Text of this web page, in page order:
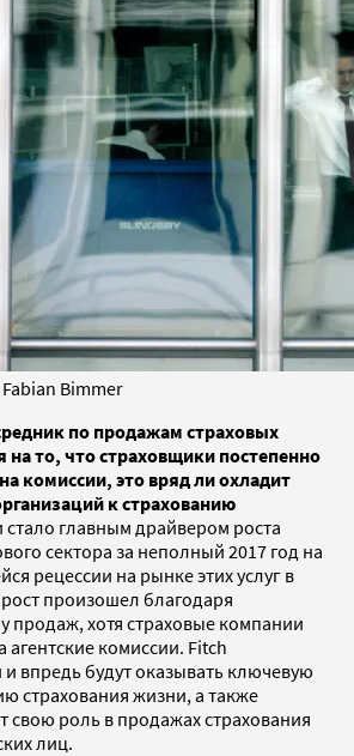
Bimmer
по продажам страховых
на то, что страховщики постепенно
комиссии, это вряд ли охладит
к страхованию
главным драйвером роста
сектора за неполный 2017 год на
рецессии на рынке этих услуг в
произошел благодаря
продаж, хотя страховые компании
комиссии. Fitch
впредь будут оказывать ключевую
страхования жизни, а также
свою роль в продажах страхования
лиц.